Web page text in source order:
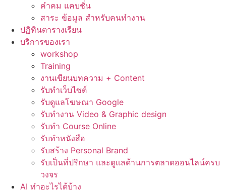
คำคม แคบชั่น
สาระ ข้อมูล สำหรับคนทำงาน
ปฏิทินตารางเรียน
บริการของเรา
workshop
Training
งานเขียนบทความ + Content
รับทำเว็บไซต์
รับดูแลโฆษณา Google
รับทำงาน Video & Graphic design
รับทำ Course Online
รับทำหนังสือ
รับสร้าง Personal Brand
รับเป็นที่ปรึกษา และดูแลด้านการตลาดออนไลน์ครบ
วงจร
AI ทำอะไรได้บ้าง